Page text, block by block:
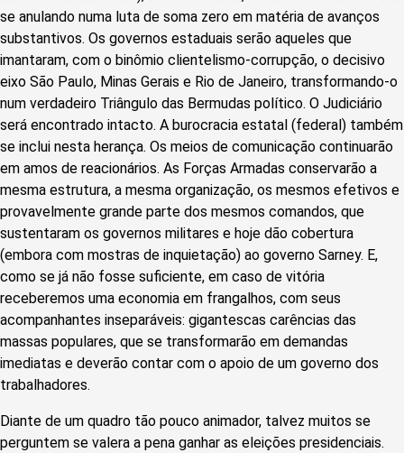
se anulando numa luta de soma zero em matéria de avanços
substantivos. Os governos estaduais serão aqueles que
imantaram, com o binômio clientelismo-corrupção, o decisivo
eixo São Paulo, Minas Gerais e Rio de Janeiro, transformando-o
num verdadeiro Triângulo das Bermudas político. O Judiciário
será encontrado intacto. A burocracia estatal (federal) também
se inclui nesta herança. Os meios de comunicação continuarão
em amos de reacionários. As Forças Armadas conservarão a
mesma estrutura, a mesma organização, os mesmos efetivos e
provavelmente grande parte dos mesmos comandos, que
sustentaram os governos militares e hoje dão cobertura
(embora com mostras de inquietação) ao governo Sarney. E,
como se já não fosse suficiente, em caso de vitória
receberemos uma economia em frangalhos, com seus
acompanhantes inseparáveis: gigantescas carências das
massas populares, que se transformarão em demandas
imediatas e deverão contar com o apoio de um governo dos
trabalhadores.
Diante de um quadro tão pouco animador, talvez muitos se
perguntem se valera a pena ganhar as eleições presidenciais.